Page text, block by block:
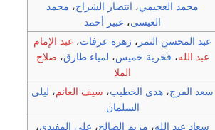
محمد العجيمي، انتصار الشراح، محمد
العيسى، عبير أحمد
عبد المحسن النمر ، زهرة عرفات، عبد الإمام
عبد الله، فخرية خميس، لمياء طارق، صلاح
الملا
سعد الفرج، هدى الخطيب، سيف الغانم، ليلى
السلمان
سعاد عبد الله، مريم الصالح، علي المفيدي،